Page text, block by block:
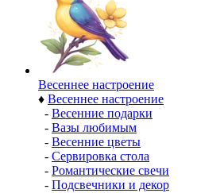
Весеннее настроение
♦ Весеннее настроение
- Весенние подарки
- Вазы любимым
- Весенние цветы
- Сервировка стола
- Романтические свечи
- Подсвечники и декор